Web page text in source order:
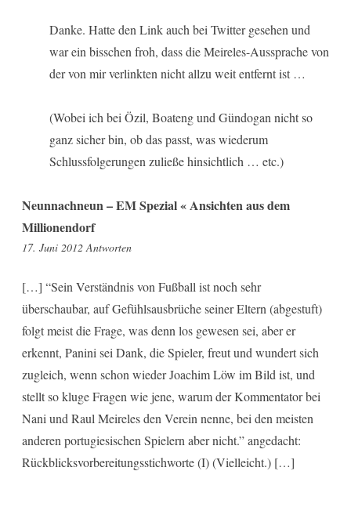
Danke. Hatte den Link auch bei Twitter gesehen und
war ein bisschen froh, dass die Meireles-Aussprache von
der von mir verlinkten nicht allzu weit entfernt ist …
(Wobei ich bei Özil, Boateng und Gündogan nicht so
ganz sicher bin, ob das passt, was wiederum
Schlussfolgerungen zuließe hinsichtlich … etc.)
Neunnachneun – EM Spezial « Ansichten aus dem
Millionendorf
17. Juni 20129:10
Antworten
[…] “Sein Verständnis von Fußball ist noch sehr
überschaubar, auf Gefühlsausbrüche seiner Eltern (abgestuft)
folgt meist die Frage, was denn los gewesen sei, aber er
erkennt, Panini sei Dank, die Spieler, freut und wundert sich
zugleich, wenn schon wieder Joachim Löw im Bild ist, und
stellt so kluge Fragen wie jene, warum der Kommentator bei
Nani und Raul Meireles den Verein nenne, bei den meisten
anderen portugiesischen Spielern aber nicht.” angedacht:
Rückblicksvorbereitungsstichworte (I) (Vielleicht.) […]